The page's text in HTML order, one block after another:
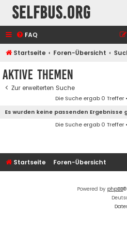
selfbus.org
FAQ
Startseite Foren-Übersicht
Aktive Themen
Zur erweiterten Suche
Die Suche ergab 0 Treffer
Es wurden keine passenden Ergebnisse
Die Suche ergab 0 Treffer
Startseite Foren-Übersicht
Powered by phpBB